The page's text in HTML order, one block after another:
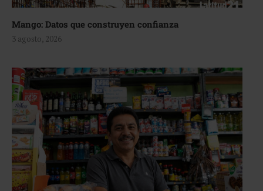
Mango: Datos que construyen confianza
3 agosto, 2026